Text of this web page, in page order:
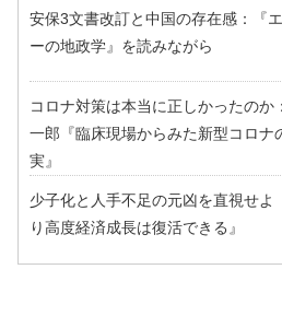
安保3文書改訂と中国の存在感：『
ーの地政学』を読みながら
コロナ対策は本当に正しかったのか
一郎『臨床現場からみた新型コロナ
実』
少子化と人手不足の元凶を直視せよ
り高度経済成長は復活できる』